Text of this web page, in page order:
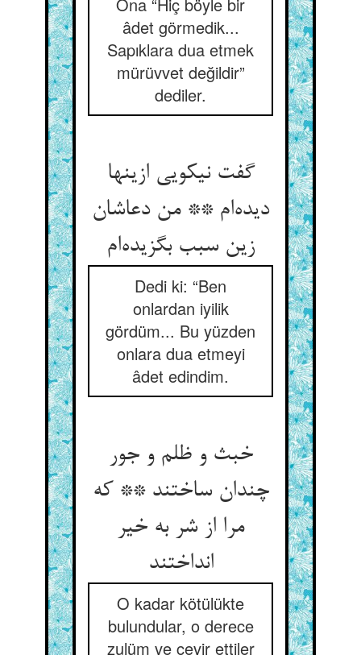
âdet görmedik...
Sapıklara dua etmek
mürüvvet değildir”
dediler.
گفت نیکویی ازینها
دیده‌ام ** من دعاشان
زین سبب بگزیده‌ام
Dedi ki: “Ben
onlardan iyilik
gördüm... Bu yüzden
onlara dua etmeyi
âdet edindim.
خبث و ظلم و جور
چندان ساختند ** که
مرا از شر به خیر
انداختند
O kadar kötülükte
bulundular, o derece
zulüm ve cevir ettiler